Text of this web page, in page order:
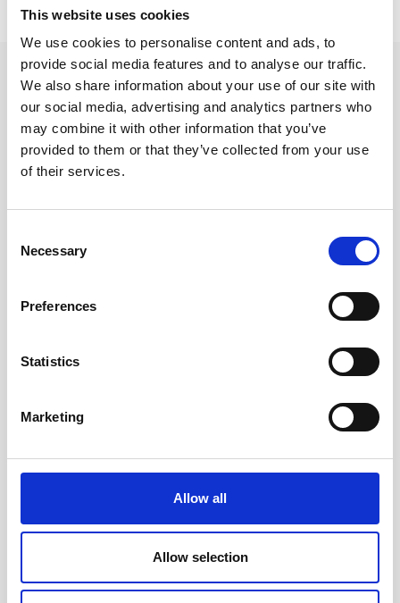
This website uses cookies
We use cookies to personalise content and ads, to
provide social media features and to analyse our traffic.
We also share information about your use of our site with
our social media, advertising and analytics partners who
may combine it with other information that you’ve
provided to them or that they’ve collected from your use
of their services.
Selection
Necessary
Preferences
Statistics
Marketing
Allow all
Allow selection
Lägsta pris senaste 30 dagarna är 95 kr (2026-08-07)
Andra tittade även på
Andra köpte även